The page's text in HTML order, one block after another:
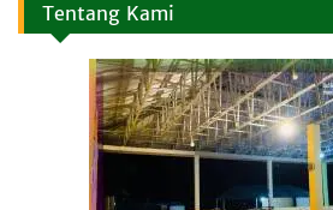
Tentang Kami